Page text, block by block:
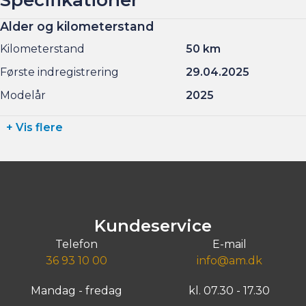
Alder og kilometerstand
Kilometerstand
50 km
Første indregistrering
29.04.2025
Modelår
2025
+ Vis flere
Kundeservice
Telefon
36 93 10 00
E-mail
info@am.dk
Mandag - fredag kl. 07.30 - 17.30